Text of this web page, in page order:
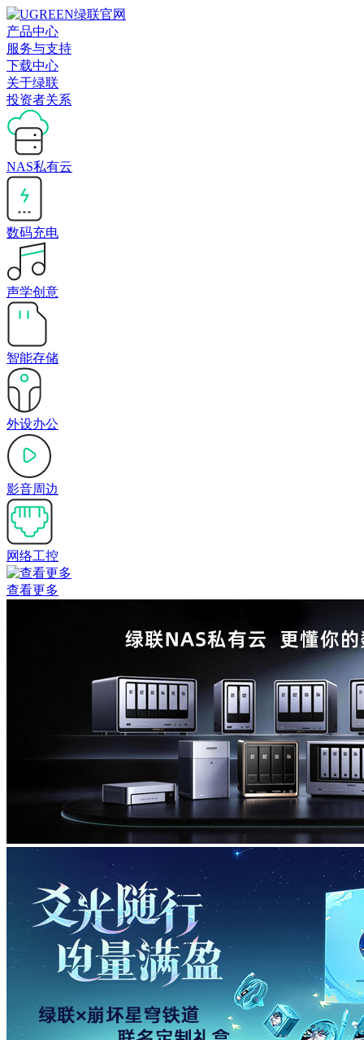
产品中心
服务与支持
下载中心
关于绿联
投资者关系
NAS私有云
数码充电
声学创意
智能存储
外设办公
影音周边
网络工控
查看更多